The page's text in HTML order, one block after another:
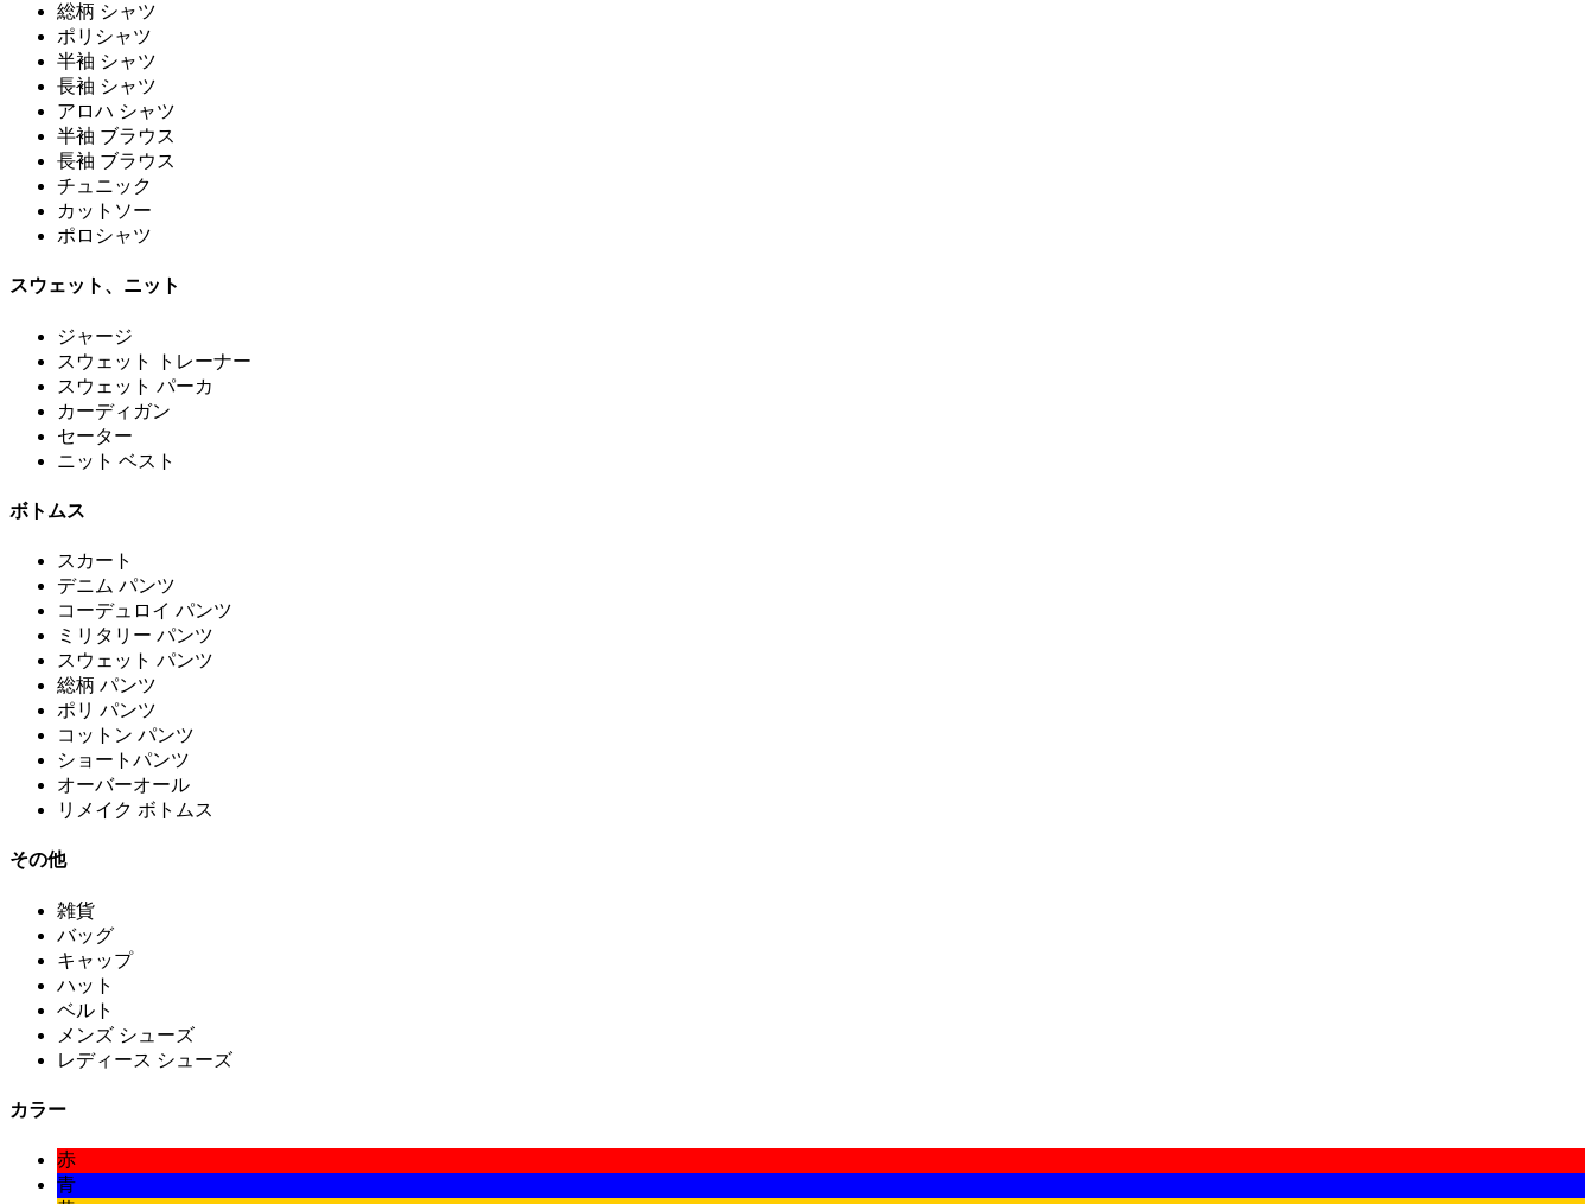
総柄 シャツ
ポリシャツ
半袖 シャツ
長袖 シャツ
アロハ シャツ
半袖 ブラウス
長袖 ブラウス
チュニック
カットソー
ポロシャツ
スウェット、ニット
ジャージ
スウェット トレーナー
スウェット パーカ
カーディガン
セーター
ニット ベスト
ボトムス
スカート
デニム パンツ
コーデュロイ パンツ
ミリタリー パンツ
スウェット パンツ
総柄 パンツ
ポリ パンツ
コットン パンツ
ショートパンツ
オーバーオール
リメイク ボトムス
その他
雑貨
バッグ
キャップ
ハット
ベルト
メンズ シューズ
レディース シューズ
カラー
赤
青